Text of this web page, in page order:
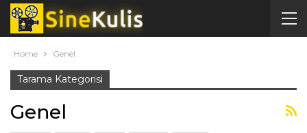
Home Genel
Tarama Kategorisi
Genel